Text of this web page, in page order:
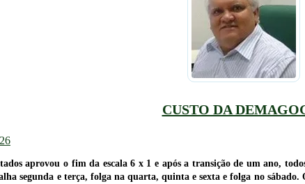
CUSTO DA
aprovou o fim da escala 6 x 1 e após a transição de um ano,
segunda e terça, folga na quarta, quinta e sexta e folga no sábado.